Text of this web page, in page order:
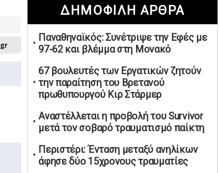
άφησε δύο 15χρονους τραυματίες
Ηνωμένα Αραβικά Εμιράτα: Αίρουν
τους περιορισμούς στον εναέριο χώρο
Η Αθηνά Λινού αφήνει ανοιχτό το
ενδεχόμενο ένταξης στον νέο
02/05/2026 | 17:01
Αταμάν: Κανείς δεν έχει δικαίωμα να
μιλά για τον πρόεδρο και την
οικογένειά του
02/05/2026 | 15:59
ΔΗΜΟΦΙΛΗ ΑΡΘΡΑ
Παναθηναϊκός: Συνέτριψε την Εφές με
97-62 και βλέμμα στη Μονακό
67 βουλευτές των Εργατικών ζητούν
την παραίτηση του Βρετανού
πρωθυπουργού Κιρ Στάρμερ
Αναστέλλεται η προβολή του Survivor
μετά τον σοβαρό τραυματισμό παίκτη
Περιστέρι: Ένταση μεταξύ ανηλίκων
άφησε δύο 15χρονους τραυματίες